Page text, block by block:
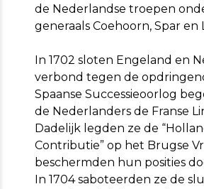
de Nederlandse troepen
generaals Coehoorn, Spar en
In 1702 sloten Engeland en
verbond tegen de
Spaanse Successieoorlog
de Nederlanders de Franse
Dadelijk legden ze de
Contributie” op het Brugse
beschermden hun posities
In 1704 saboteerden ze de